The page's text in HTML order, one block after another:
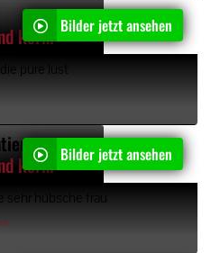
oder? "
Bilder jetzt ansehen
pure lust
oder? "
Bilder jetzt ansehen
sehr hübsche frau